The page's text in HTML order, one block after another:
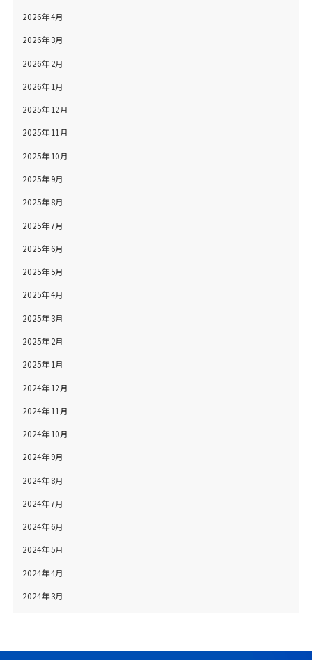
2026年4月
2026年3月
2026年2月
2026年1月
2025年12月
2025年11月
2025年10月
2025年9月
2025年8月
2025年7月
2025年6月
2025年5月
2025年4月
2025年3月
2025年2月
2025年1月
2024年12月
2024年11月
2024年10月
2024年9月
2024年8月
2024年7月
2024年6月
2024年5月
2024年4月
2024年3月